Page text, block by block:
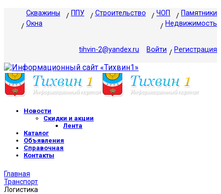
Скважины ППУ Строительство ЧОП
Памятники
Окна
Недвижимость
tihvin-2@yandex.ru Войти Регистрация
Новости
Скидки и акции
Лента
Каталог
Объявления
Справочная
Контакты
Главная
Транспорт
Логистика